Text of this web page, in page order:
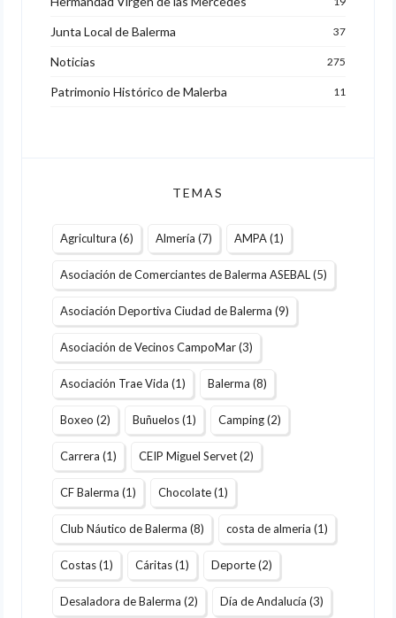
Junta Local de Balerma 37
Noticias 275
Patrimonio Histórico de Malerba 11
TEMAS
Agricultura (6) Almería (7) AMPA(1)
Asociación de Comerciantes de Balerma ASEBAL(5)
Asociación Deportiva Ciudad de Balerma (9)
Asociación de Vecinos CampoMar(3)
Asociación Trae Vida (1) Balerma (8)
Boxeo (2) Buñuelos(1) Camping(2)
Carrera (1) CEIP Miguel Servet(2)
CF Balerma (1) Chocolate(1)
Club Náutico de Balerma (8) costa de almeria (1)
Costas(1) Cáritas(1) Deporte(2)
Desaladora de Balerma (2) Día de Andalucía (3)